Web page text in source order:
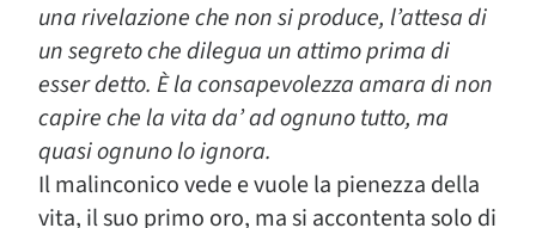
una rivelazione che non si produce, l’attesa di
un segreto che dilegua un attimo prima di
esser detto. È la consapevolezza amara di non
capire che la vita da’ ad ognuno tutto, ma
quasi ognuno lo ignora.
Il malinconico vede e vuole la pienezza della
vita, il suo primo oro, ma si accontenta solo di